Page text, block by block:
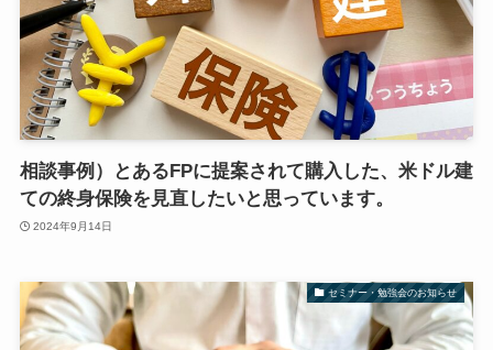
相談事例）とあるFPに提案されて購入した、米ドル建
ての終身保険を見直したいと思っています。
2024年9月14日
セミナー・勉強会のお知らせ